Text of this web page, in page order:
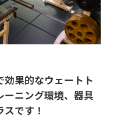
果的なウェートト
ーニング環境、器具
です！